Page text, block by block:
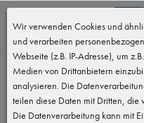
MENÜ
Wir verwenden Cookies und
und verarbeiten
Webseite (z.B. IP-Adresse), um
Medien von Drittanbietern
analysieren. Die
teilen diese Daten mit Dritten,
Die Datenverarbeitung kann mit